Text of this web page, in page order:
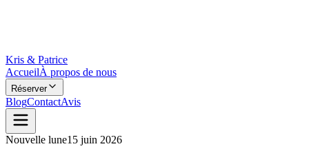
Kris & Patrice
AccueilÀ propos de nous
Réserver
BlogContactAvis
Nouvelle lune15 juin 2026